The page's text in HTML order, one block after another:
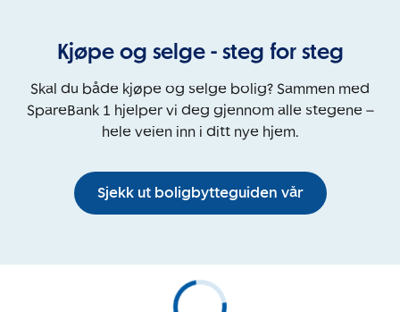
Kjøpe og selge - steg for steg
Skal du både kjøpe og selge bolig? Sammen med
SpareBank 1 hjelper vi deg gjennom alle stegene –
hele veien inn i ditt nye hjem.
Sjekk ut boligbytteguiden vår